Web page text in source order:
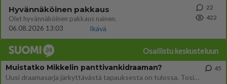
Hyvännäköinen pakkaus
Olet hyvännäköinen pakkaus nainen.
06.08.2026 13:03
Ikävä
22
422
Osallistu keskusteluun
Muistatko Mikkelin panttivankidraaman?
Uusi draamasarja järkyttävästä tapauksesta on tulossa. Tositapahtumiin perustuva sarja ammentaa vuoden 1986 Mikkelin pan
45